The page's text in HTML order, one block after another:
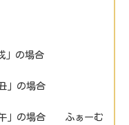
の場合
」の場合
」の場合 ふぁーむ